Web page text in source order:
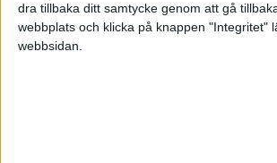
dra tillbaka ditt samtycke genom att gå
webbplats och klicka på knappen "Integritet"
webbsidan.
Footnet.se drivs av Satu Oksanen